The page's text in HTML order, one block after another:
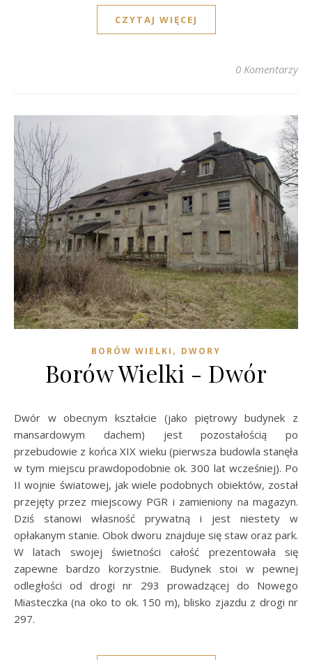
CZYTAJ WIĘCEJ
0 Komentarzy
BORÓW WIELKI , DWORY
Borów Wielki - Dwór
Dwór w obecnym kształcie (jako piętrowy budynek z
mansardowym dachem) jest pozostałością po
przebudowie z końca XIX wieku (pierwsza budowla stanęła
w tym miejscu prawdopodobnie ok. 300 lat wcześniej). Po
II wojnie światowej, jak wiele podobnych obiektów, został
przejęty przez miejscowy PGR i zamieniony na magazyn.
Dziś stanowi własność prywatną i jest niestety w
opłakanym stanie. Obok dworu znajduje się staw oraz park.
W latach swojej świetności całość prezentowała się
zapewne bardzo korzystnie. Budynek stoi w pewnej
odległości od drogi nr 293 prowadzącej do Nowego
Miasteczka (na oko to ok. 150 m), blisko zjazdu z drogi nr
297.